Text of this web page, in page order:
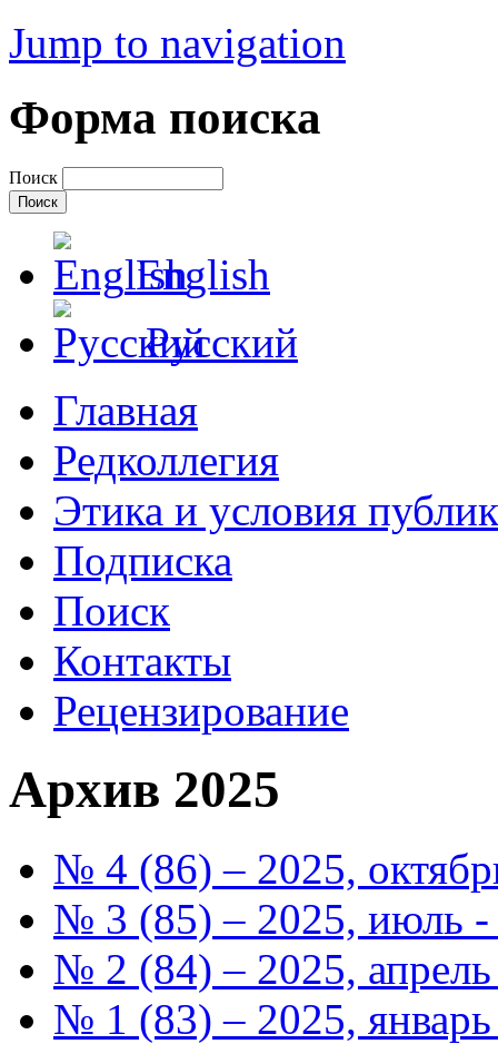
Jump to navigation
Форма поиска
Поиск
English
Русский
Главная
Редколлегия
Этика и условия
Подписка
Поиск
Контакты
Рецензирование
Архив 2025
№ 4 (86) – 2025,
№ 3 (85) – 2025, июль -
№ 2 (84) – 2025,
№ 1 (83) – 2025,